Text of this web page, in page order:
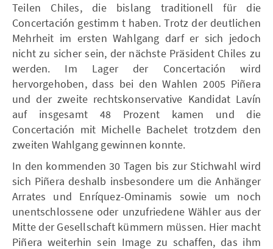
Teilen Chiles, die bislang traditionell für die
Concertación gestimm t haben. Trotz der deutlichen
Mehrheit im ersten Wahlgang darf er sich jedoch
nicht zu sicher sein, der nächste Präsident Chiles zu
werden. Im Lager der Concertación wird
hervorgehoben, dass bei den Wahlen 2005 Piñera
und der zweite rechtskonservative Kandidat Lavín
auf insgesamt 48 Prozent kamen und die
Concertación mit Michelle Bachelet trotzdem den
zweiten Wahlgang gewinnen konnte.
In den kommenden 30 Tagen bis zur Stichwahl wird
sich Piñera deshalb insbesondere um die Anhänger
Arrates und Enríquez-Ominamis sowie um noch
unentschlossene oder unzufriedene Wähler aus der
Mitte der Gesellschaft kümmern müssen. Hier macht
Piñera weiterhin sein Image zu schaffen, das ihm